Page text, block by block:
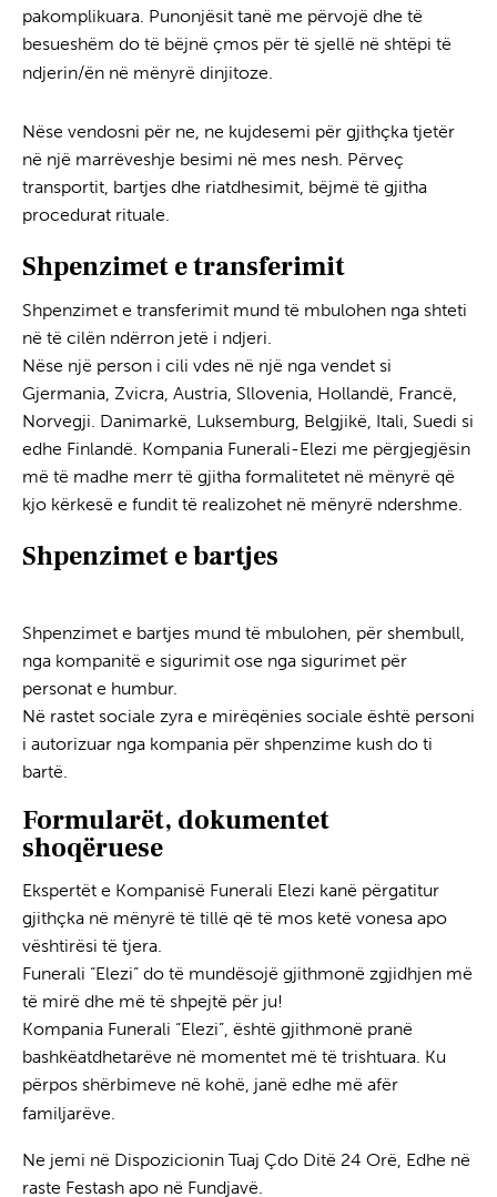
pakomplikuara. Punonjësit tanë me përvojë dhe të
besueshëm do të bëjnë çmos për të sjellë në shtëpi të
ndjerin/ën në mënyrë dinjitoze.
Nëse vendosni për ne, ne kujdesemi për gjithçka tjetër
në një marrëveshje besimi në mes nesh. Përveç
transportit, bartjes dhe riatdhesimit, bëjmë të gjitha
procedurat rituale.
Shpenzimet e transferimit
Shpenzimet e transferimit mund të mbulohen nga shteti
në të cilën ndërron jetë i ndjeri.
Nëse një person i cili vdes në një nga vendet si
Gjermania, Zvicra, Austria, Sllovenia, Hollandë, Francë,
Norvegji. Danimarkë, Luksemburg, Belgjikë, Itali, Suedi si
edhe Finlandë. Kompania Funerali-Elezi me përgjegjësin
më të madhe merr të gjitha formalitetet në mënyrë që
kjo kërkesë e fundit të realizohet në mënyrë ndershme.
Shpenzimet e bartjes
Shpenzimet e bartjes mund të mbulohen, për shembull,
nga kompanitë e sigurimit ose nga sigurimet për
personat e humbur.
Në rastet sociale zyra e mirëqënies sociale është personi
i autorizuar nga kompania për shpenzime kush do ti
bartë.
Formularët, dokumentet
shoqëruese
Ekspertët e Kompanisë Funerali Elezi kanë përgatitur
gjithçka në mënyrë të tillë që të mos ketë vonesa apo
vështirësi të tjera.
Funerali “Elezi” do të mundësojë gjithmonë zgjidhjen më
të mirë dhe më të shpejtë për ju!
Kompania Funerali “Elezi”, është gjithmonë pranë
bashkëatdhetarëve në momentet më të trishtuara. Ku
përpos shërbimeve në kohë, janë edhe më afër
familjarëve.
Ne jemi në Dispozicionin Tuaj Çdo Ditë 24 Orë, Edhe në
raste Festash apo në Fundjavë.